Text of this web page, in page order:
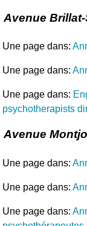
Avenue
Une page dans:
Une page dans:
Une page dans:
psychotherapists
Avenue
Une page dans:
Une page dans:
Une page dans: